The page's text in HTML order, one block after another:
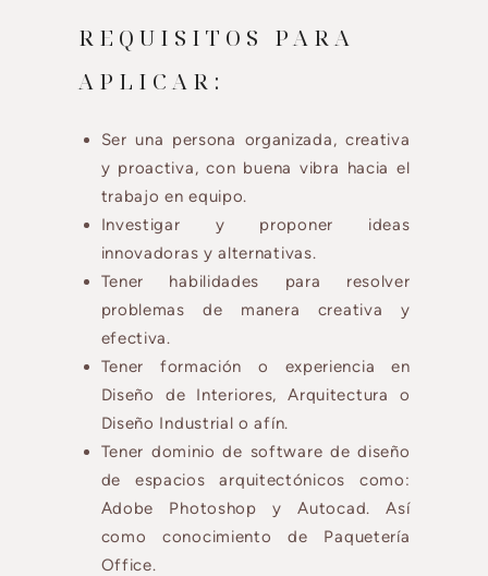
REQUISITOS PARA
APLICAR:​
Ser una persona organizada, creativa
y proactiva, con buena vibra hacia el
trabajo en equipo.
Investigar y proponer ideas
innovadoras y alternativas.
Tener habilidades para resolver
problemas de manera creativa y
efectiva.
Tener formación o experiencia en
Diseño de Interiores, Arquitectura o
Diseño Industrial o afín.
Tener dominio de software de diseño
de espacios arquitectónicos como:
Adobe Photoshop y Autocad. Así
como conocimiento de Paquetería
Office.